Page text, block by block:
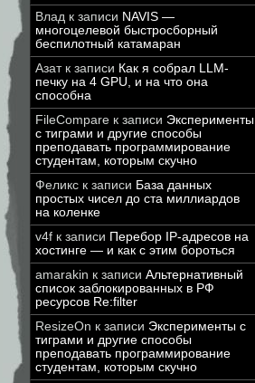
Влад к записи NAVIS —
многоцелевой быстросборный
беспилотный катамаран
Азатк записи Как я собрал LLM-
печку на 4 GPU, и на что она
способна
FileCompare к записи Эксперименты
с тиграми и другие способы
преподавать программирование
студентам, которым скучно
Феликс к записи База данных
простых чисел до ста миллиардов
на коленке
v4f к записи Перебор IP-адресов на
хостинге — и как с этим бороться
amarakin к записи Альтернативный
список заблокированных в РФ
ресурсов Re:filter
ResizeOn к записи Эксперименты с
тиграми и другие способы
преподавать программирование
студентам, которым скучно